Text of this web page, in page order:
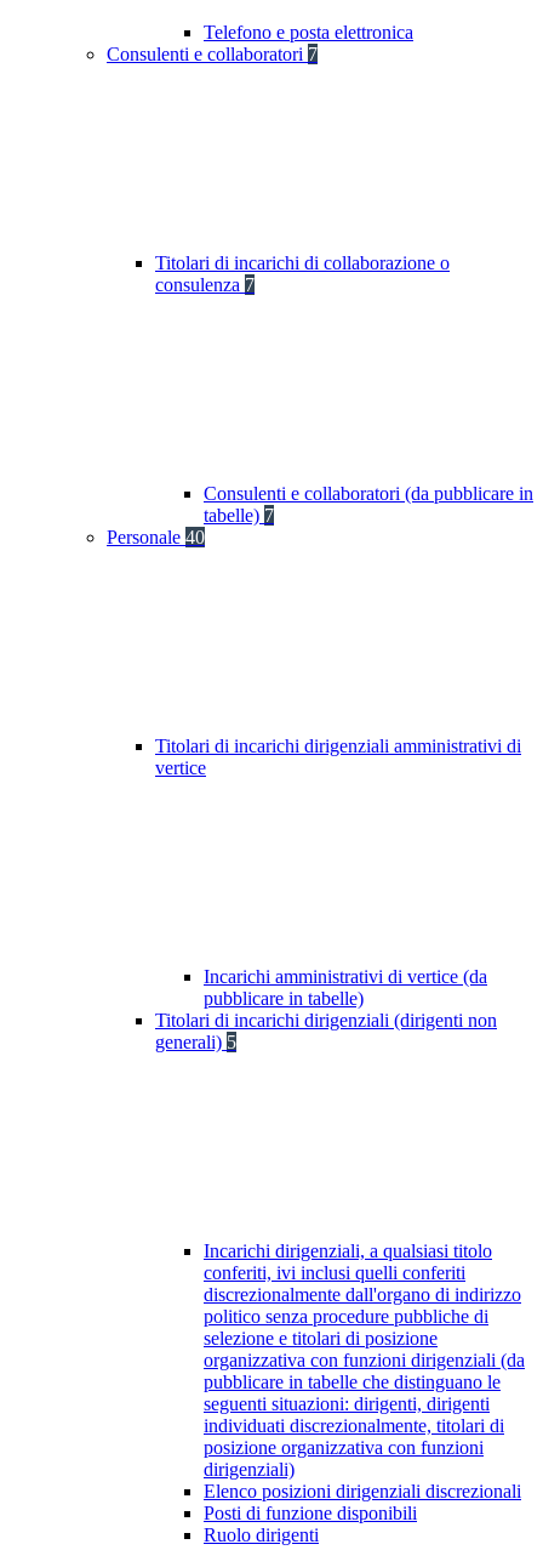
Telefono e posta elettronica
Consulenti e collaboratori 7
Titolari di incarichi di collaborazione o
consulenza 7
Consulenti e collaboratori (da pubblicare in
tabelle) 7
Personale 40
Titolari di incarichi dirigenziali amministrativi di
vertice
Incarichi amministrativi di vertice (da
pubblicare in tabelle)
Titolari di incarichi dirigenziali (dirigenti non
generali) 5
Incarichi dirigenziali, a qualsiasi titolo
conferiti, ivi inclusi quelli conferiti
discrezionalmente dall'organo di indirizzo
politico senza procedure pubbliche di
selezione e titolari di posizione
organizzativa con funzioni dirigenziali (da
pubblicare in tabelle che distinguano le
seguenti situazioni: dirigenti, dirigenti
individuati discrezionalmente, titolari di
posizione organizzativa con funzioni
dirigenziali)
Elenco posizioni dirigenziali discrezionali
Posti di funzione disponibili
Ruolo dirigenti